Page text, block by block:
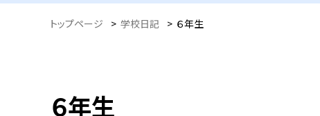
トップページ > 学校日記 > ６年生
６年生